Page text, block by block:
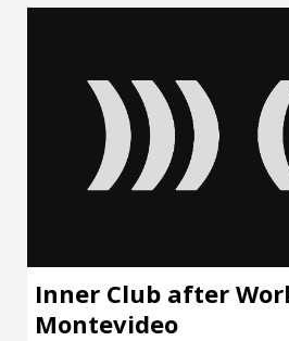
Inner Club after
Montevideo